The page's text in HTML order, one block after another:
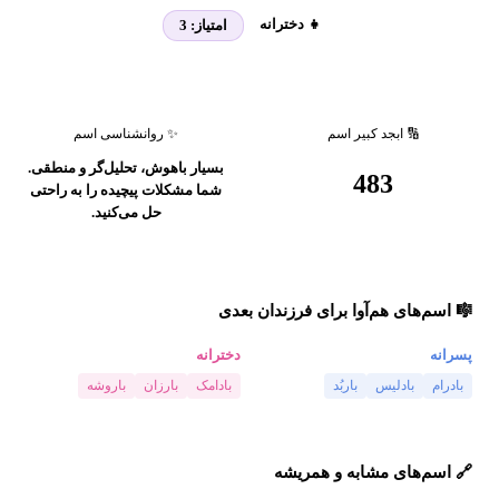
👧 دخترانه امتیاز: 3
🔢 ابجد کبیر اسم
483
✨ روانشناسی اسم
بسیار باهوش، تحلیل‌گر و منطقی.
شما مشکلات پیچیده را به راحتی
حل می‌کنید.
🎼 اسم‌های هم‌آوا برای فرزندان بعدی
پسرانه
بادرام بادلیس باربُد
دخترانه
بادامک بارزان باروشه
🔗 اسم‌های مشابه و همریشه